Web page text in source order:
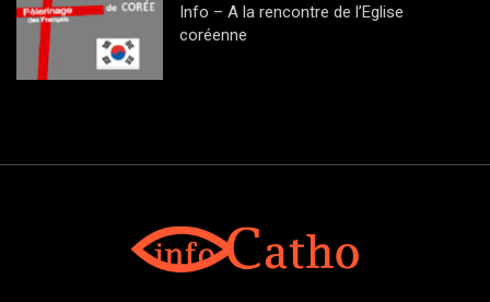
Info – A la rencontre de l’Eglise
coréenne